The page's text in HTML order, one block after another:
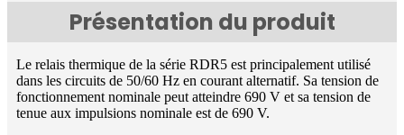
Présentation du produit
Le relais thermique de la série RDR5 est principalement utilisé
dans les circuits de 50/60 Hz en courant alternatif. Sa tension de
fonctionnement nominale peut atteindre 690 V et sa tension de
tenue aux impulsions nominale est de 690 V.